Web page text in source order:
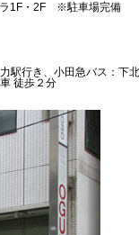
ラ1F・2F ※駐車場完備
駅行き、小田急バス：下北
徒歩２分